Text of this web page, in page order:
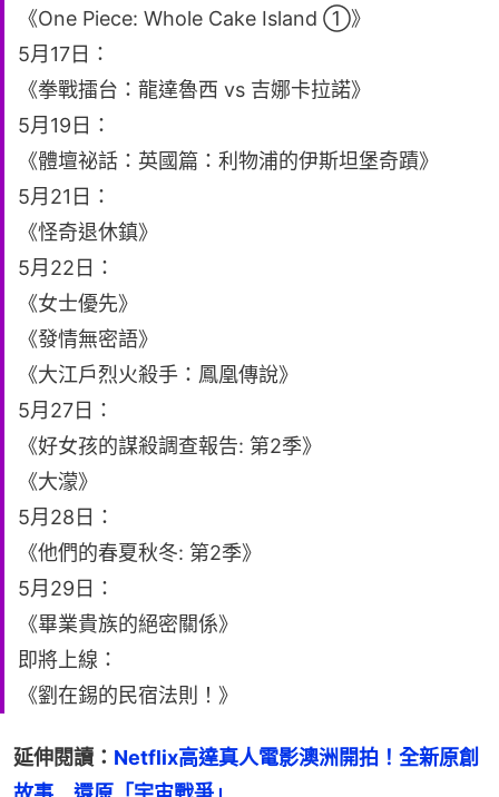
《One Piece: Whole Cake Island ①》
5月17日：
《拳戰擂台：龍達魯西 vs 吉娜卡拉諾》
5月19日：
《體壇祕話：英國篇：利物浦的伊斯坦堡奇蹟》
5月21日：
《怪奇退休鎮》
5月22日：
《女士優先》
《發情無密語》
《大江戶烈火殺手：鳳凰傳說》
5月27日：
《好女孩的謀殺調查報告: 第2季》
《大濛》
5月28日：
《他們的春夏秋冬: 第2季》
5月29日：
《畢業貴族的絕密關係》
即將上線：
《劉在錫的民宿法則！》
延伸閱讀： Netflix高達真人電影澳洲開拍！全新原創